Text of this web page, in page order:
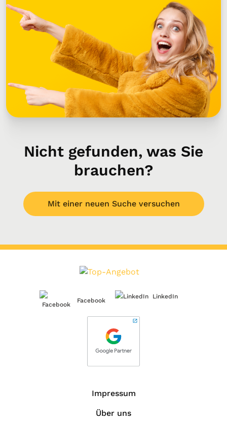
Nicht gefunden, was Sie
brauchen?
Mit einer neuen Suche versuchen
Facebook
LinkedIn
Impressum
Über uns